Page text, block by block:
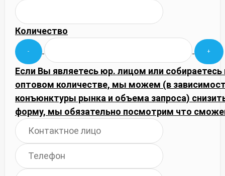
Количество
Если Вы являетесь юр. лицом или собираетесь
оптовом количестве, мы можем (в
конъюнктуры рынка и объема запроса)
форму, мы обязательно посмотрим что